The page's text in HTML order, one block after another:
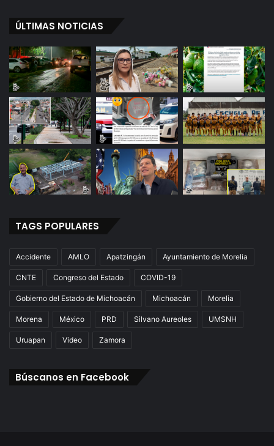
ÚLTIMAS NOTICIAS
TAGS POPULARES
Accidente AMLO Apatzingán Ayuntamiento de Morelia
CNTE Congreso del Estado COVID-19
Gobierno del Estado de Michoacán Michoacán Morelia
Morena México PRD Silvano Aureoles UMSNH
Uruapan Video Zamora
Búscanos en Facebook